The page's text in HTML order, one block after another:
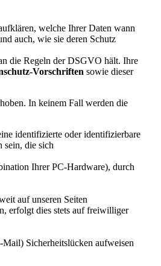
welche Ihrer Daten wann
auch, wie sie deren Schutz
die Regeln der DSGVO hält. Ihre
Vorschriften sowie dieser
In keinem Fall werden die
identifizierte oder identifizierbare
sein, die sich
Ihrer PC-Hardware), durch
auf unseren Seiten
erfolgt dies stets auf freiwilliger
Sicherheitslücken aufweisen